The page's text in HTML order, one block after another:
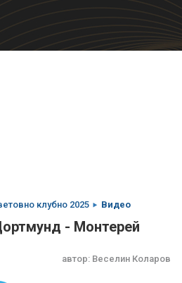
клубно 2025 Видео
- Монтерей
автор: Веселин Коларов